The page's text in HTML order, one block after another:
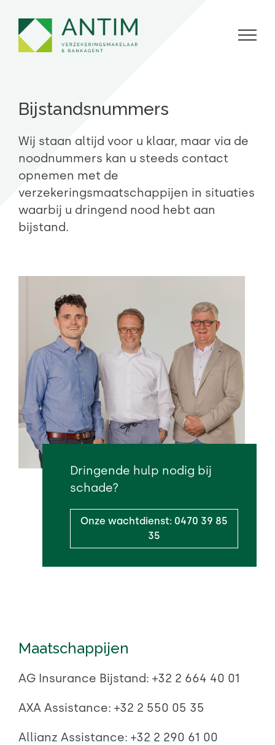
content
Bijstandsnummers
Wij staan altijd voor u klaar, maar via de
noodnummers kan u steeds contact
opnemen met de
verzekeringsmaatschappijen in situaties
waarbij u dringend nood hebt aan
bijstand.
Dringende hulp nodig bij
schade?
Onze wachtdienst: 0470 39 85
35
Maatschappijen
AG Insurance Bijstand: +32 2 664 40 01
AXA Assistance: +32 2 550 05 35
Allianz Assistance: +32 2 290 61 00